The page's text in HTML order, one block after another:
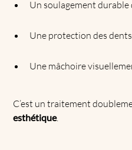
Un soulagement
Une protection des
Une mâchoire
C’est un traitement
esthétique.